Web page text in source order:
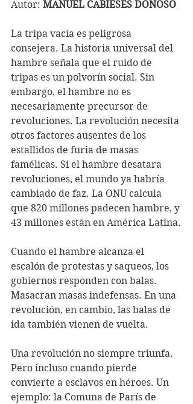
Autor: MANUEL CABIESES DONOSO
La tripa vacía es peligrosa
consejera. La historia universal del
hambre señala que el ruido de
tripas es un polvorín social. Sin
embargo, el hambre no es
necesariamente precursor de
revoluciones. La revolución necesita
otros factores ausentes de los
estallidos de furia de masas
famélicas. Si el hambre desatara
revoluciones, el mundo ya habría
cambiado de faz. La ONU calcula
que 820 millones padecen hambre, y
43 millones están en América Latina.
Cuando el hambre alcanza el
escalón de protestas y saqueos, los
gobiernos responden con balas.
Masacran masas indefensas. En una
revolución, en cambio, las balas de
ida también vienen de vuelta.
Una revolución no siempre triunfa.
Pero incluso cuando pierde
convierte a esclavos en héroes. Un
ejemplo: la Comuna de París de